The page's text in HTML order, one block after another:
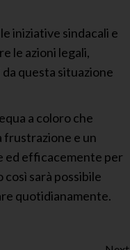
iniziative sindacali e
le azioni legali,
questa situazione
a coloro che
frustrazione e un
ed efficacemente per
sarà possibile
quotidianamente.